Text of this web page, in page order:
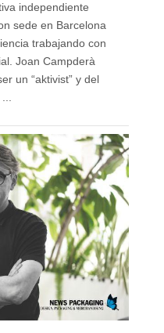
independiente
sede en Barcelona
trabajando con
Joan Campderà
un “aktivist” y del